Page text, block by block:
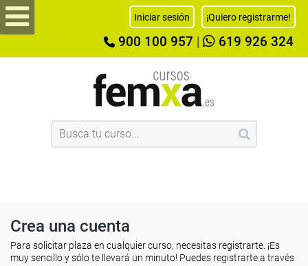
Iniciar sesión ¡Quiero registrarme!
900 100 957 619 926 324
Crea una cuenta
Para solicitar plaza en cualquier curso, necesitas registrarte. ¡Es
muy sencillo y sólo te llevará un minuto! Puedes registrarte a través